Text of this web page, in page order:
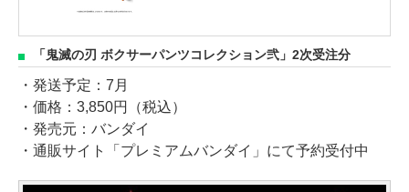
「鬼滅の刃 ボクサーパンツコレクション弐」2次受注分
・発送予定：7月
・価格：3,850円（税込）
・発売元：バンダイ
・通販サイト「プレミアムバンダイ」にて予約受付中